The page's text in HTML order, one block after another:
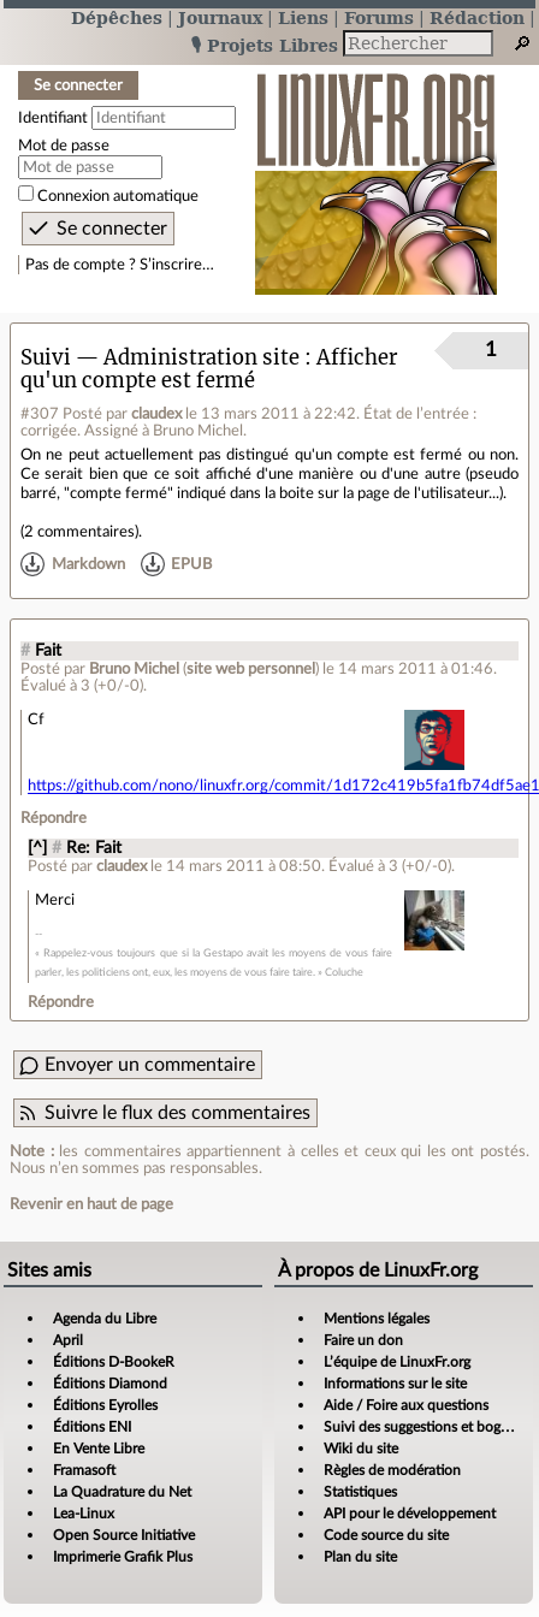
Dépêches Journaux Liens Forums
Rédaction
🎙️ Projets Libres
Se connecter
Identifiant
Mot de passe
Connexion automatique
Pas de compte ? S’inscrire…
Suivi — Administration site
Afficher
qu'un compte est fermé
#307 Posté par claudex le 13 mars 2011 à 22:42. État de l’entrée :
corrigée. Assigné à Bruno Michel.
1
On ne peut actuellement pas distingué qu'un compte est fermé ou non.
Ce serait bien que ce soit affiché d'une manière ou d'une autre (pseudo
barré, "compte fermé" indiqué dans la boite sur la page de l'utilisateur...).
(2 commentaires).
Markdown EPUB
# Fait
Posté par Bruno Michel (site web personnel ) le 14 mars 2011 à 01:46.
Évalué à 3 (+0/-0).
Cf
https://github.com/nono/linuxfr.org/commit/
Répondre
[^] # Re: Fait
Posté parclaudex le 14 mars 2011 à 08:50. Évalué à 3 (+0/-0).
Merci
« Rappelez-vous toujours que si la Gestapo avait les moyens de vous faire
parler, les politiciens ont, eux, les moyens de vous faire taire. » Coluche
Répondre
Envoyer un commentaire
Suivre le flux des commentaires
Note :les commentaires appartiennent à celles et ceux qui les ont postés.
Nous n’en sommes pas responsables.
Revenir en haut de page
Sites amis
Agenda du Libre
April
Éditions D-BookeR
Éditions Diamond
Éditions Eyrolles
Éditions ENI
En Vente Libre
Framasoft
La Quadrature du Net
Lea-Linux
Open Source Initiative
Imprimerie Grafik Plus
À propos de LinuxFr.org
Mentions légales
Faire un don
L’équipe de LinuxFr.org
Informations sur le site
Aide / Foire aux questions
Suivi des suggestions et bogues
Wiki du site
Règles de modération
Statistiques
API pour le développement
Code source du site
Plan du site